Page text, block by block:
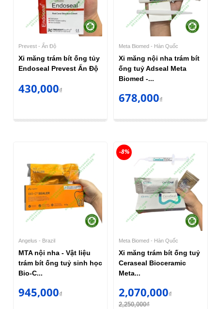
Prevest - Ấn Độ
Xi măng trám bít ống tủy
Endoseal Prevest Ấn Độ
430,000₫
Meta Biomed - Hàn Quốc
Xi măng nội nha trám bít
ống tuỷ Adseal Meta
Biomed -...
678,000₫
Angelus - Brazil
MTA nội nha - Vật liệu
trám bít ống tuỷ sinh học
Bio-C...
945,000₫
Meta Biomed - Hàn Quốc
Xi măng trám bít ống tuỷ
Ceraseal Bioceramic
Meta...
2,070,000₫
2,250,000₫
-8%